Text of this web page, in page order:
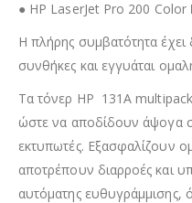
● HP LaserJet Pro 200 Color
Η πλήρης συμβατότητα έχει
συνθήκες και εγγυάται
Τα τόνερ HP 131A multipack
ώστε να αποδίδουν άψογα
εκτυπωτές. Εξασφαλίζουν
αποτρέπουν διαρροές και
αυτόματης ευθυγράμμισης,